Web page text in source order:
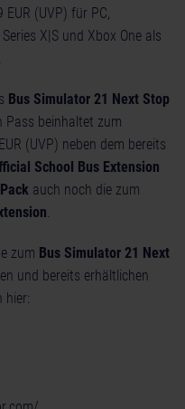
(UVP) für PC,
X|S und Xbox One als
Bus Simulator 21 Next Stop
Pass beinhaltet zum
(UVP) neben dem bereits
School Bus Extension
auch noch die zum
.
zum Bus Simulator 21 Next
und bereits erhältlichen
hier: